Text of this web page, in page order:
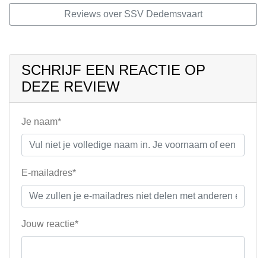
Reviews over SSV Dedemsvaart
SCHRIJF EEN REACTIE OP
DEZE REVIEW
Je naam*
E-mailadres*
Jouw reactie*